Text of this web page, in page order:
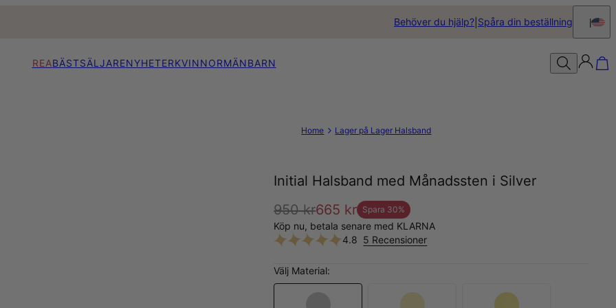
Behöver du hjälp? Spåra din beställning
REABÄSTSÄLJARENYHETERKVINNORMÄNBARN
Home Lager på Lager Halsband
Initial Halsband med Månadssten i Silver
950 kr665 kr Spara 30%
Köp nu, betala senare med KLARNA
4.8 5 Recensioner
Välj Material: